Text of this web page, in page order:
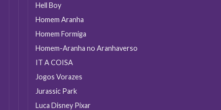
Hell Boy
Homem Aranha
Homem Formiga
Homem-Aranha no Aranhaverso
IT A COISA
Jogos Vorazes
Jurassic Park
Luca Disney Pixar